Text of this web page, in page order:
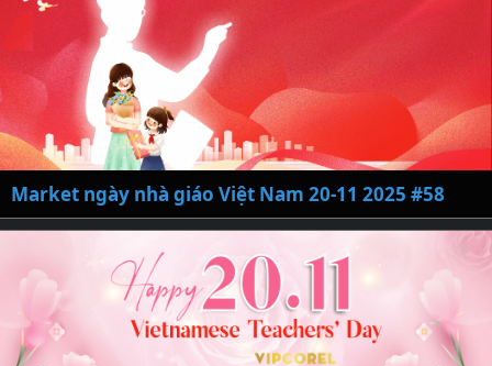
Market ngày nhà giáo Việt Nam 20-11 2025 #58